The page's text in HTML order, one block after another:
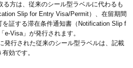
る方は、従来のシール型ラベルに代わるも
Slip for Entry Visa/Permit）、在留期間
証する滞在条件通知書（Notification Slip f
Visa」が発行されます。
発行された従来のシール型ラベルは、記載
効です。